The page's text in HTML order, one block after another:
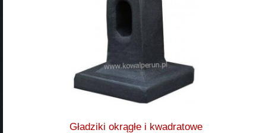
Gładziki okrągłe i kwadratowe